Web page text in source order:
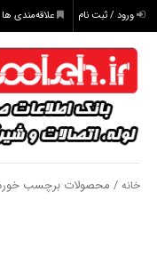
ورود / ثبت نام علاقه‌مندی ها
خانه / محصولات برچسب